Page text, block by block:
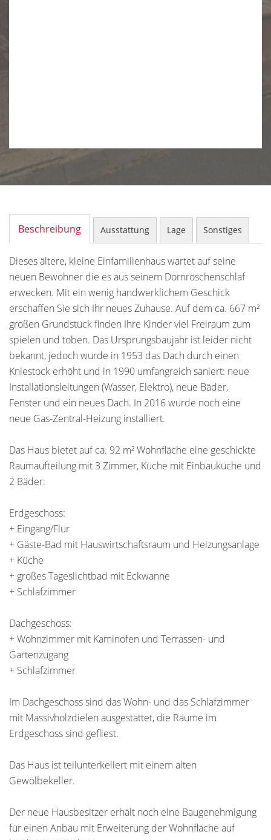
Beschreibung Ausstattung Lage Sonstiges
Dieses ältere, kleine Einfamilienhaus wartet auf seine
neuen Bewohner die es aus seinem Dornröschenschlaf
erwecken. Mit ein wenig handwerklichem Geschick
erschaffen Sie sich Ihr neues Zuhause. Auf dem ca. 667 m²
großen Grundstück finden Ihre Kinder viel Freiraum zum
spielen und toben. Das Ursprungsbaujahr ist leider nicht
bekannt, jedoch wurde in 1953 das Dach durch einen
Kniestock erhöht und in 1990 umfangreich saniert: neue
Installationsleitungen (Wasser, Elektro), neue Bäder,
Fenster und ein neues Dach. In 2016 wurde noch eine
neue Gas-Zentral-Heizung installiert.
Das Haus bietet auf ca. 92 m² Wohnfläche eine geschickte
Raumaufteilung mit 3 Zimmer, Küche mit Einbauküche und
2 Bäder:
Erdgeschoss:
+ Eingang/Flur
+ Gäste-Bad mit Hauswirtschaftsraum und Heizungsanlage
+ Küche
+ großes Tageslichtbad mit Eckwanne
+ Schlafzimmer
Dachgeschoss:
+ Wohnzimmer mit Kaminofen und Terrassen- und
Gartenzugang
+ Schlafzimmer
Im Dachgeschoss sind das Wohn- und das Schlafzimmer
mit Massivholzdielen ausgestattet, die Räume im
Erdgeschoss sind gefliest.
Das Haus ist teilunterkellert mit einem alten
Gewölbekeller.
Der neue Hausbesitzer erhält noch eine Baugenehmigung
für einen Anbau mit Erweiterung der Wohnfläche auf